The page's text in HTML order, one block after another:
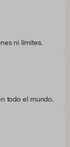
ni límites.
todo el mundo.